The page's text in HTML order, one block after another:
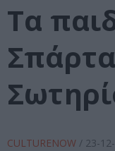
Τα
CULTURENOW / 23-